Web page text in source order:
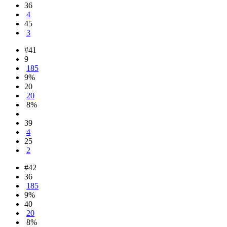
36
4
45
3
#41
9
185
9%
20
20
8%
39
4
25
2
#42
36
185
9%
40
20
8%